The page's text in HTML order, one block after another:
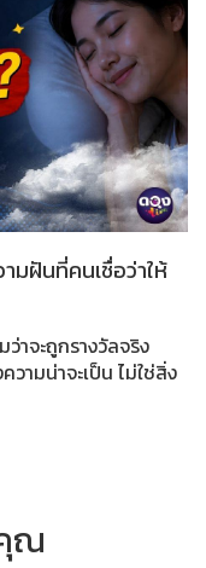
มฝันที่คนเชื่อว่าให้
าจะถูกรางวัลจริง
วามน่าจะเป็น ไม่ใช่สิ่ง
ณ